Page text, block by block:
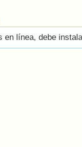
en línea, debe